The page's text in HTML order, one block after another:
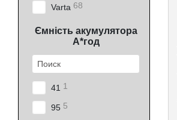
Varta 68
Ємність акумулятора
А*год
41 1
95 5